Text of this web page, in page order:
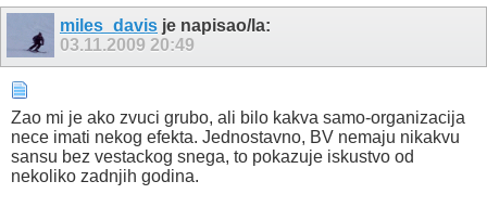
miles_davis je napisao/la:
03.11.2009 20:49
Zao mi je ako zvuci grubo, ali bilo kakva samo-organizacija
nece imati nekog efekta. Jednostavno, BV nemaju nikakvu
sansu bez vestackog snega, to pokazuje iskustvo od
nekoliko zadnjih godina.